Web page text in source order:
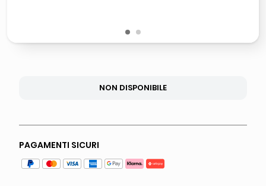
1 2
NON DISPONIBILE
PAGAMENTI SICURI